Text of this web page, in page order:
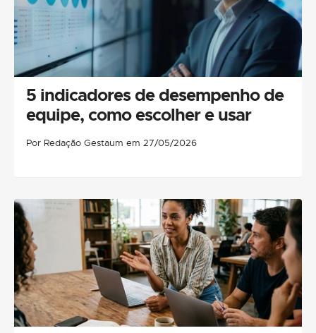
5 indicadores de desempenho de
equipe, como escolher e usar
Por Redação Gestaum em 27/05/2026